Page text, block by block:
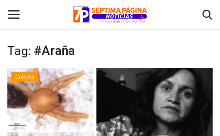
Inicio
Crónica
Policial
Tag: #Araña
Crónica